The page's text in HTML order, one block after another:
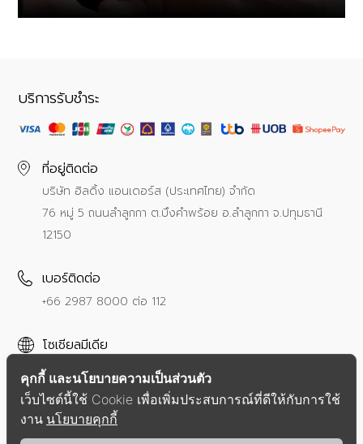
บริการรับชำระ
ที่อยู่ติดต่อ
บริษัท ฮิลดิ้ง แอนเดอร์ส (ประเทศไทย) จำกัด
76 หมู่ 5 ถนนลำลูกกา ต.บึงคำพร้อย อ.ลำลูกกา จ.ปทุมธานี
12150
เบอร์ติดต่อ
+66 2987 8000 ต่อ 112
โซเชียลมีเดีย
นโยบายความเป็นส่วนตัว
คุกกี้ และนโยบายความเป็นส่วนตัว
เว็บไซต์นี้ใช้ Cookie เพื่อเพิ่มประสบการณ์ที่ดีให้กับการใช้
งาน นโยบายคุกกี้